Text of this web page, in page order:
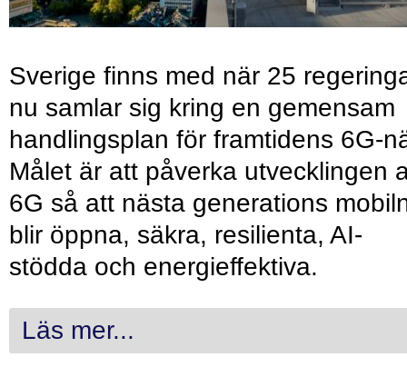
Sverige finns med när 25
nu samlar sig kring en gemensam
handlingsplan för framtidens 6G-
Målet är att påverka utvecklingen
6G så att nästa generations
blir öppna, säkra, resilienta, AI-
stödda och energieffektiva.
Läs mer...